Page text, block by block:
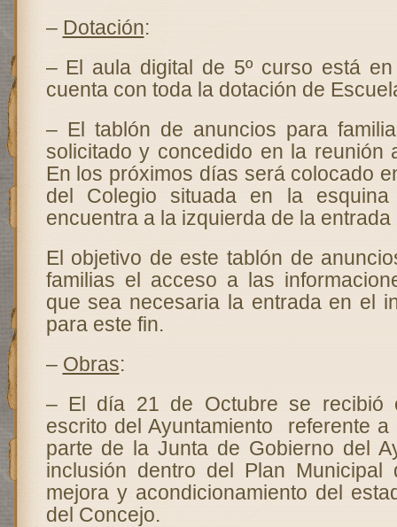
– Dotación:
– El aula digital de 5º curso está
cuenta con toda la dotación de
– El tablón de anuncios para
solicitado y concedido en la reunión
En los próximos días será colocado
del Colegio situada en la
encuentra a la izquierda de la
El objetivo de este tablón de
familias el acceso a las
que sea necesaria la entrada en el
para este fin.
– Obras:
– El día 21 de Octubre se recibió
escrito del Ayuntamiento referente
parte de la Junta de Gobierno del
inclusión dentro del Plan
mejora y acondicionamiento del
del Concejo.